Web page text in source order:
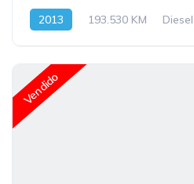
2013 193.530 KM Diesel
Vendido